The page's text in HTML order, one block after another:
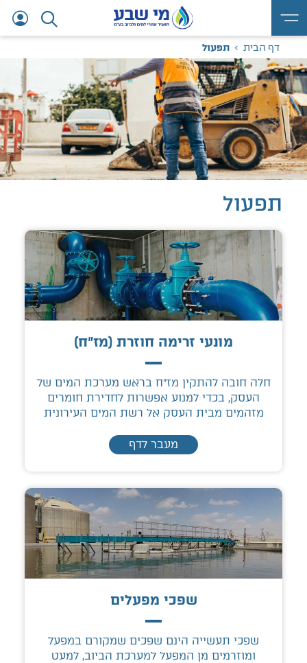
דף הבית תפעול
תפעול
מונעי זרימה חוזרת (מז"ח)
חלה חובה להתקין מז"ח בראש מערכת המים של
העסק, בכדי למנוע אפשרות לחדירת חומרים
מזהמים מבית העסק אל רשת המים העירונית
מעבר לדף
שפכי מפעלים
שפכי תעשייה הינם שפכים שמקורם במפעל
ומוזרמים מן המפעל למערכת הביוב, למעט